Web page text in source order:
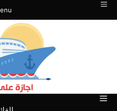
انتقل
إلى